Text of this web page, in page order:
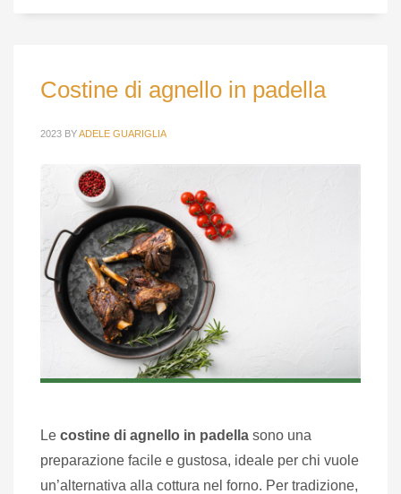
Costine di agnello in padella
2023 BYADELE GUARIGLIA
Le costine di agnello in padella sono una
preparazione facile e gustosa, ideale per chi vuole
un’alternativa alla cottura nel forno. Per tradizione,